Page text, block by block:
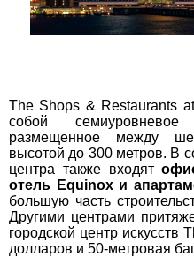
The Shops & Restaurants
собой семиуровневое
размещенное между
высотой до 300 метров. В
центра также входят
отель Equinox и
большую часть
Другими центрами
городской центр
долларов и 50-метровая